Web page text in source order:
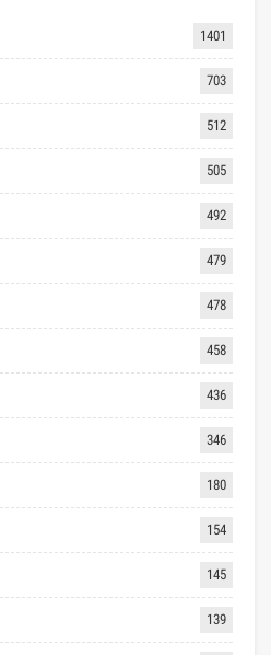
1401
703
512
505
492
479
478
458
436
346
180
154
145
139